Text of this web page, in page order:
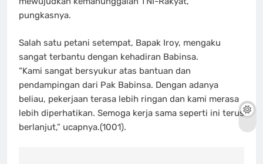
pungkasnya.
Salah satu petani setempat, Bapak Iroy, mengaku
sangat terbantu dengan kehadiran Babinsa.
“Kami sangat bersyukur atas bantuan dan
pendampingan dari Pak Babinsa. Dengan adanya
beliau, pekerjaan terasa lebih ringan dan kami merasa
lebih diperhatikan. Semoga kerja sama seperti ini terus
berlanjut,” ucapnya.(1001).